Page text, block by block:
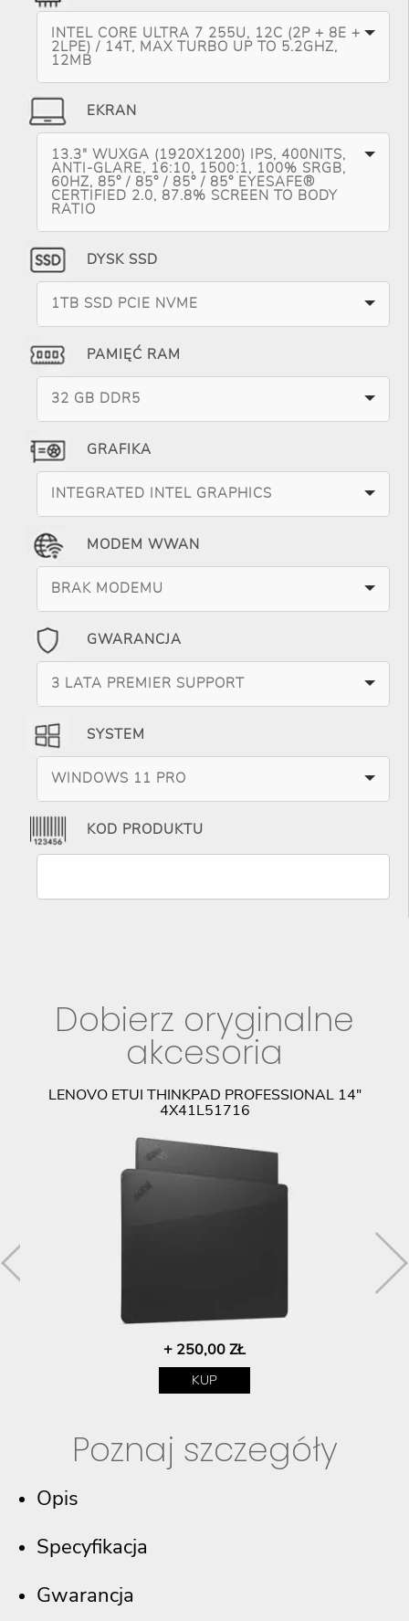
INTEL CORE ULTRA 7 255U, 12C (2P + 8E +
2LPE) / 14T, MAX TURBO UP TO 5.2GHZ,
12MB
EKRAN
13.3" WUXGA (1920X1200) IPS, 400NITS,
ANTI-GLARE, 16:10, 1500:1, 100% SRGB,
60HZ, 85° / 85° / 85° / 85° EYESAFE®
CERTIFIED 2.0, 87.8% SCREEN TO BODY
RATIO
DYSK SSD
1TB SSD PCIE NVME
PAMIĘĆ RAM
32 GB DDR5
GRAFIKA
INTEGRATED INTEL GRAPHICS
MODEM WWAN
BRAK MODEMU
GWARANCJA
3 LATA PREMIER SUPPORT
SYSTEM
WINDOWS 11 PRO
KOD PRODUKTU
Dobierz oryginalne
akcesoria
LENOVO ETUI THINKPAD PROFESSIONAL 14"
4X41L51716
+ 250,00 ZŁ
KUP
Poznaj szczegóły
Opis
Specyfikacja
Gwarancja